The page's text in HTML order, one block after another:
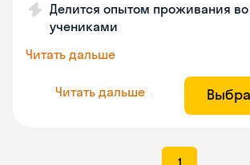
Делится опытом проживания
учениками
Читать дальше
Читать дальше